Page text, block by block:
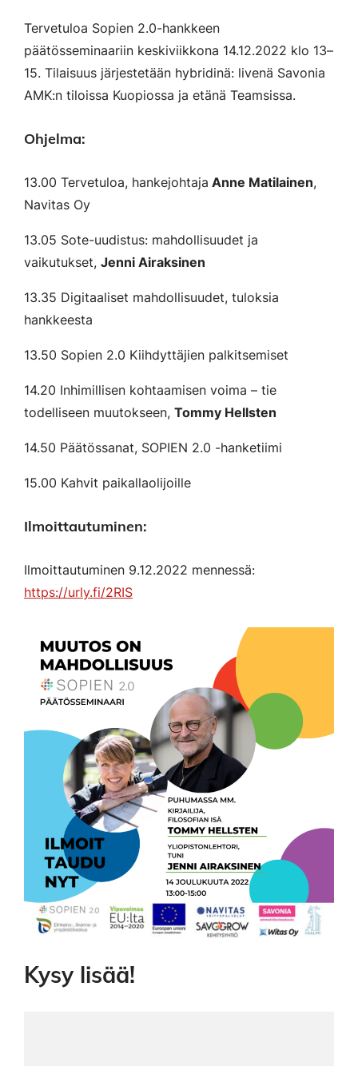
Tervetuloa Sopien 2.0-hankkeen
päätösseminaariin keskiviikkona 14.12.2022 klo 13–
15. Tilaisuus järjestetään hybridinä: livenä Savonia
AMK:n tiloissa Kuopiossa ja etänä Teamsissa.
Ohjelma:
13.00 Tervetuloa, hankejohtaja Anne Matilainen,
Navitas Oy
13.05 Sote-uudistus: mahdollisuudet ja
vaikutukset, Jenni Airaksinen
13.35 Digitaaliset mahdollisuudet, tuloksia
hankkeesta
13.50 Sopien 2.0 Kiihdyttäjien palkitsemiset
14.20 Inhimillisen kohtaamisen voima – tie
todelliseen muutokseen, Tommy Hellsten
14.50 Päätössanat, SOPIEN 2.0 -hanketiimi
15.00 Kahvit paikallaolijoille
Ilmoittautuminen:
Ilmoittautuminen 9.12.2022 mennessä:
https://urly.fi/2RIS
Kysy lisää!